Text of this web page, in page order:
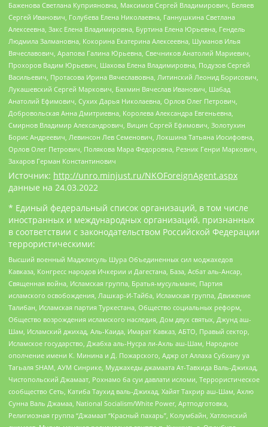
Баженова Светлана Куприяновна, Максимов Сергей Владимирович, Беляев
Сергей Иванович, Голубева Елена Николаевна, Ганнушкина Светлана
Алексеевна, Закс Елена Владимировна, Буртина Елена Юрьевна, Гендель
Людмила Залмановна, Кокорина Екатерина Алексеевна, Шуманов Илья
Вячеславович, Арапова Галина Юрьевна, Свечников Анатолий Мариевич,
Прохоров Вадим Юрьевич, Шахова Елена Владимировна, Подузов Сергей
Васильевич, Протасова Ирина Вячеславовна, Литинский Леонид Борисович,
Лукашевский Сергей Маркович, Бахмин Вячеслав Иванович, Шабад
Анатолий Ефимович, Сухих Дарья Николаевна, Орлов Олег Петрович,
Добровольская Анна Дмитриевна, Королева Александра Евгеньевна,
Смирнов Владимир Александрович, Вицин Сергей Ефимович, Золотухин
Борис Андреевич, Левинсон Лев Семенович, Локшина Татьяна Иосифовна,
Орлов Олег Петрович, Полякова Мара Федоровна, Резник Генри Маркович,
Захаров Герман Константинович
Источник: http://unro.minjust.ru/NKOForeignAgent.aspx
данные на 24.03.2022
* Единый федеральный список организаций, в том числе
иностранных и международных организаций, признанных
в соответствии с законодательством Российской Федерации
террористическими:
Высший военный Маджлисуль Шура Объединенных сил моджахедов
Кавказа, Конгресс народов Ичкерии и Дагестана, База, Асбат аль-Ансар,
Священная война, Исламская группа, Братья-мусульмане, Партия
исламского освобождения, Лашкар-И-Тайба, Исламская группа, Движение
Талибан, Исламская партия Туркестана, Общество социальных реформ,
Общество возрождения исламского наследия, Дом двух святых, Джунд аш-
Шам, Исламский джихад, Аль-Каида, Имарат Кавказ, АБТО, Правый сектор,
Исламское государство, Джабха аль-Нусра ли-Ахль аш-Шам, Народное
ополчение имени К. Минина и Д. Пожарского, Аджр от Аллаха Субхану уа
Тагьаля SHAM, АУМ Синрике, Муджахеды джамаата Ат-Тавхида Валь-Джихад,
Чистопольский Джамаат, Рохнамо ба суи давлати исломи, Террористическое
сообщество Сеть, Катиба Таухид валь-Джихад, Хайят Тахрир аш-Шам, Ахлю
Сунна Валь Джамаа, National Socialism/White Power, Артподготовка,
Религиозная группа “Джамаат “Красный пахарь”, Колумбайн, Хатлонский